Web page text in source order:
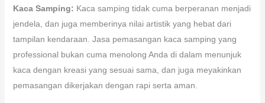
Kaca Samping: Kaca samping tidak cuma berperanan menjadi
jendela, dan juga memberinya nilai artistik yang hebat dari
tampilan kendaraan. Jasa pemasangan kaca samping yang
professional bukan cuma menolong Anda di dalam menunjuk
kaca dengan kreasi yang sesuai sama, dan juga meyakinkan
pemasangan dikerjakan dengan rapi serta aman.